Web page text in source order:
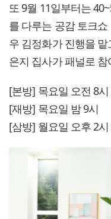
또 9월 11일부터는
를 다루는 공감 토크
우 김정화가 진행을
은지 집사가 패널로 참
[본방] 목요일 오전 8
[재방] 목요일 밤 9시
[삼방] 월요일 오후 2